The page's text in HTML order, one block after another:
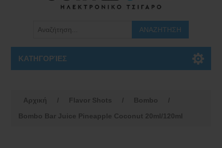
ΚΑΤΗΓΟΡΊΕΣ
Αρχική / Flavor Shots / Bombo
/
Bombo Bar Juice Pineapple Coconut 20ml/120ml